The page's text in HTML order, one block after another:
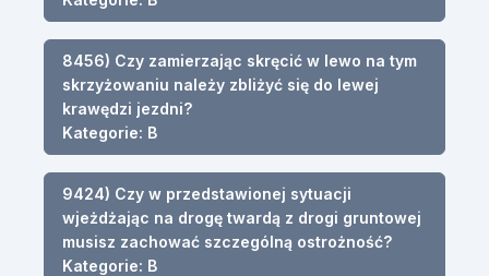
8456) Czy zamierzając skręcić w lewo na tym
skrzyżowaniu należy zbliżyć się do lewej
krawędzi jezdni?
Kategorie: B
9424) Czy w przedstawionej sytuacji
wjeżdżając na drogę twardą z drogi gruntowej
musisz zachować szczególną ostrożność?
Kategorie: B